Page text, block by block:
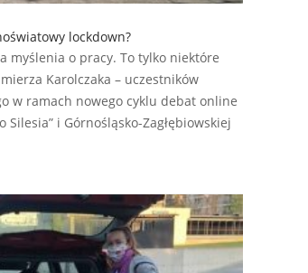
lockdown?
myślenia o pracy. To tylko niektóre
Karolczaka – uczestników
w ramach nowego cyklu debat online
Silesia” i Górnośląsko-Zagłębiowskiej